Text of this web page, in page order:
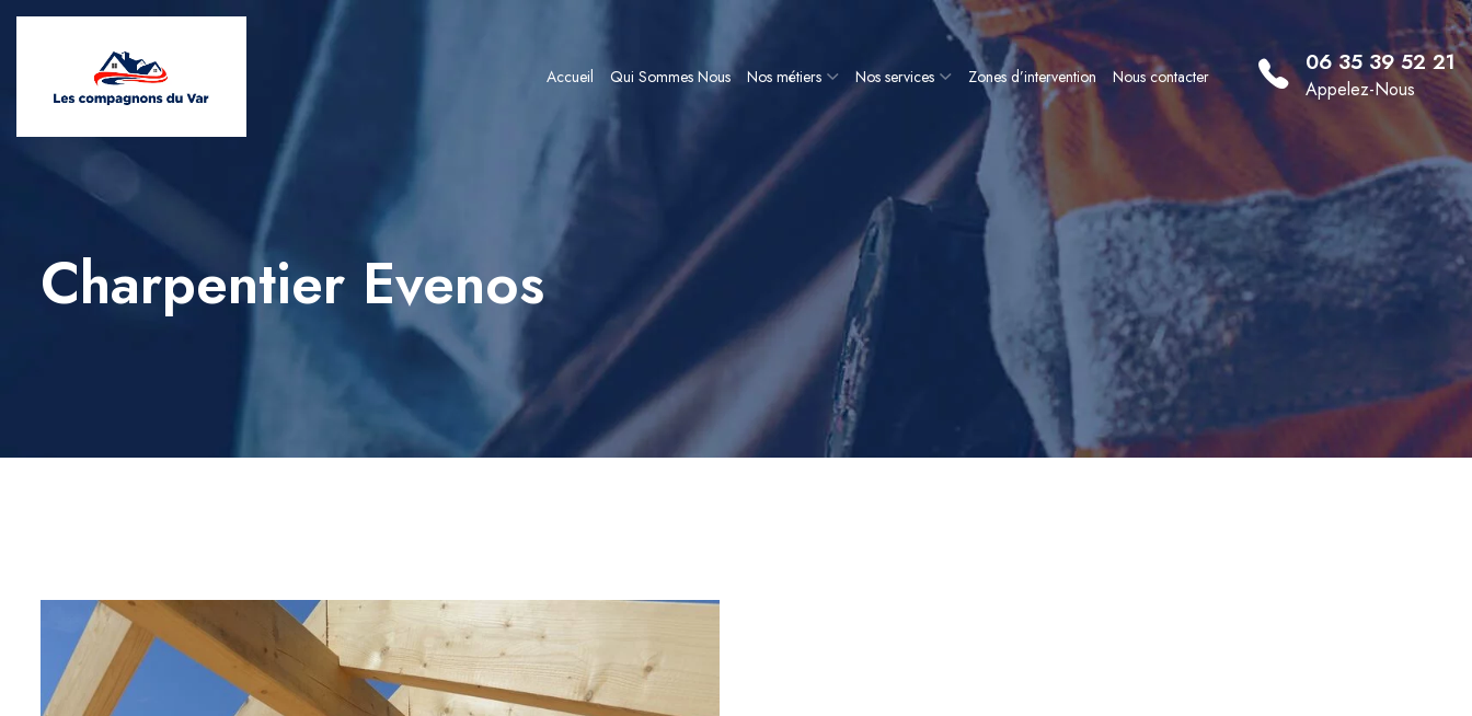
Accueil Qui Sommes Nous Nos métiers Nos services Zones d’intervention Nous contacter 06 35 39 52 21
Appelez-Nous
Charpentier Evenos